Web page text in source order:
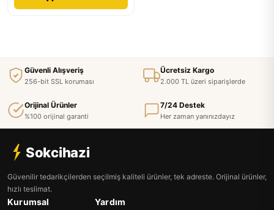
Güvenli Alışveriş
256-bit SSL koruması
Ücretsiz Kargo
2.000 TL üzeri siparişlerde
Orijinal Ürünler
%100 orijinal garanti
7/24 Destek
Her zaman yanınızdayız
Sokcihazi
Güvenilir tedarikçilerden seçilmiş kaliteli ürünler, tek adreste. Orijinal ürünler,
hızlı teslimat.
Kurumsal Yardım